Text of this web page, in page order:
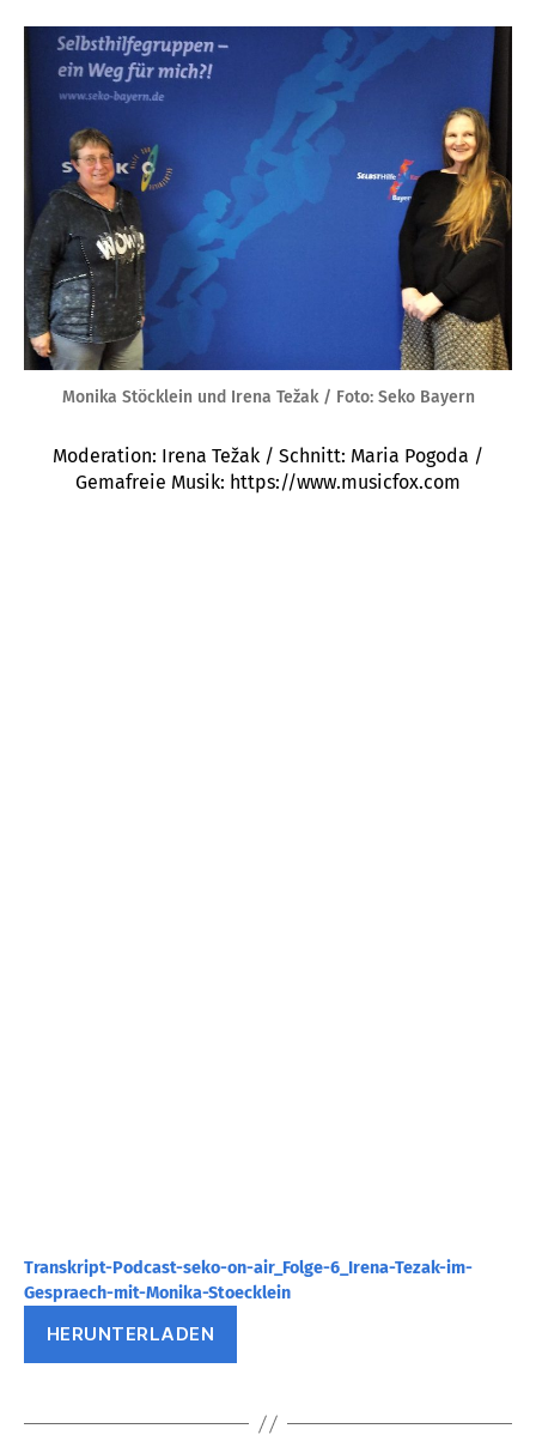
Monika Stöcklein und Irena Težak / Foto: Seko Bayern
Moderation: Irena Težak / Schnitt: Maria Pogoda /
Gemafreie Musik: https://www.musicfox.com
Transkript-Podcast-seko-on-air_Folge-6_Irena-Tezak-im-
Gespraech-mit-Monika-Stoecklein
HERUNTERLADEN